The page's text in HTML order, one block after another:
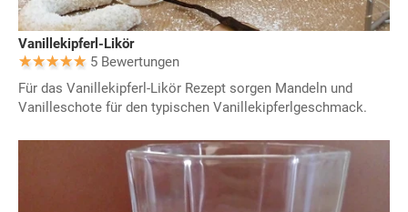
Vanillekipferl-Likör
5 Bewertungen
Für das Vanillekipferl-Likör Rezept sorgen Mandeln und
Vanilleschote für den typischen Vanillekipferlgeschmack.